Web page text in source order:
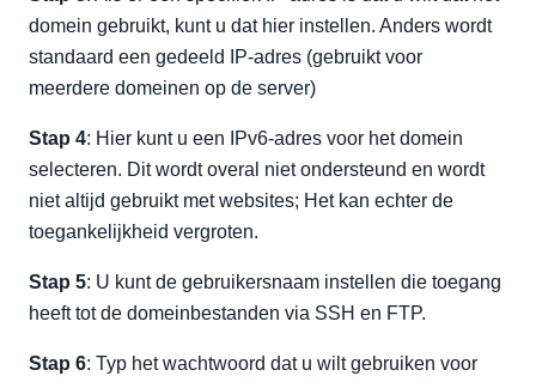
domein gebruikt, kunt u dat hier instellen. Anders wordt
standaard een gedeeld IP-adres (gebruikt voor
meerdere domeinen op de server)
Stap 4: Hier kunt u een IPv6-adres voor het domein
selecteren. Dit wordt overal niet ondersteund en wordt
niet altijd gebruikt met websites; Het kan echter de
toegankelijkheid vergroten.
Stap 5: U kunt de gebruikersnaam instellen die toegang
heeft tot de domeinbestanden via SSH en FTP.
Stap 6: Typ het wachtwoord dat u wilt gebruiken voor